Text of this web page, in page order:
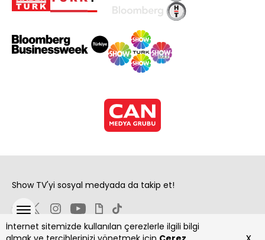
İnternet sitemizde kullanılan çerezlerle ilgili bilgi
Show TV'yi sosyal medyada da takip et!